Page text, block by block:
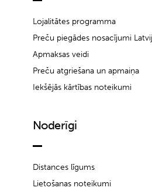
Lojalitātes programma
Preču piegādes nosacījumi
Apmaksas veidi
Preču atgriešana un apmaiņa
Iekšējās kārtības noteikumi
Noderīgi
Distances līgums
Lietošanas noteikumi